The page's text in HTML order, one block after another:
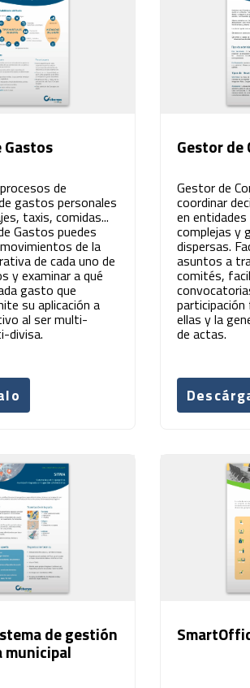
Gastos
de
gastos personales
taxis, comidas...
Gastos puedes
de la
de cada uno de
y examinar a qué
gasto que
su aplicación a
al ser multi-
divisa.
Gestor de
Gestor de
coordinar
en
complejas y
dispersas.
asuntos a
comités,
ellas y la
de actas.
de gestión